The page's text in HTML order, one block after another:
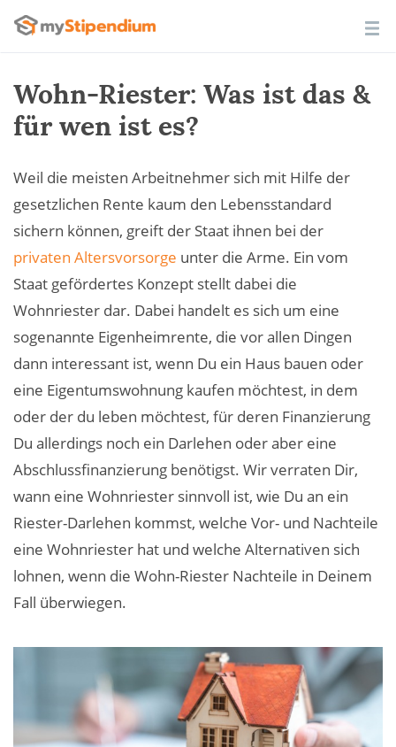
Wohn-Riester: Was ist das &
für wen ist es?
Weil die meisten Arbeitnehmer sich mit Hilfe der
gesetzlichen Rente kaum den Lebensstandard
sichern können, greift der Staat ihnen bei der
privaten Altersvorsorge unter die Arme. Ein vom
Staat gefördertes Konzept stellt dabei die
Wohnriester dar. Dabei handelt es sich um eine
sogenannte Eigenheimrente, die vor allen Dingen
dann interessant ist, wenn Du ein Haus bauen oder
eine Eigentumswohnung kaufen möchtest, in dem
oder der du leben möchtest, für deren Finanzierung
Du allerdings noch ein Darlehen oder aber eine
Abschlussfinanzierung benötigst. Wir verraten Dir,
wann eine Wohnriester sinnvoll ist, wie Du an ein
Riester-Darlehen kommst, welche Vor- und Nachteile
eine Wohnriester hat und welche Alternativen sich
lohnen, wenn die Wohn-Riester Nachteile in Deinem
Fall überwiegen.